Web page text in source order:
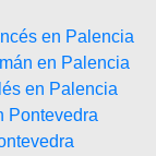
en Palencia
en Palencia
en Palencia
Pontevedra